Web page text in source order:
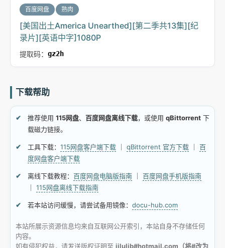
百度网盘 熟肉
[美国出土America Unearthed][第二季共13集][纪
录片][英语中字]1080P
提取码： gz2h
下载帮助
推荐使用 115网盘、 百度网盘离线下载，或使用 qBittorrent 下
载磁力链接。
工具下载： 115网盘客户端下载 qBittorrent 官方下载
百
度网盘客户端下载
离线下载教程： 百度网盘电脑版指南
百度网盘手机版指南
115网盘离线下载指南
若本站访问缓慢，请尝试备用镜像： docu-hub.com
本站所展示资源信息均来自互联网公开索引，本站自身不存储任何
内容。
如有侵犯权益，请发送版权证明至 jilulib#hotmail.com（将#改为